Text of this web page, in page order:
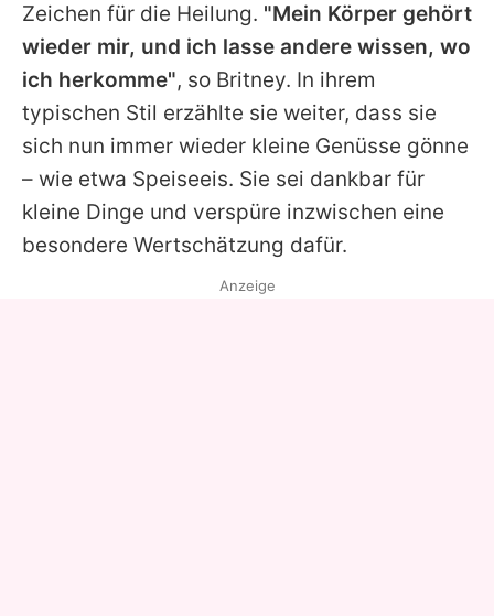
Redaktionelle Richtlinien
Impressum
Datenschutzerklärung
Nutzungsbedingungen
Utiq verwalten
Zeichen für die Heilung. "Mein Körper gehört
wieder mir, und ich lasse andere wissen, wo
ich herkomme", so Britney. In ihrem
typischen Stil erzählte sie weiter, dass sie
sich nun immer wieder kleine Genüsse gönne
– wie etwa Speiseeis. Sie sei dankbar für
kleine Dinge und verspüre inzwischen eine
besondere Wertschätzung dafür.
Anzeige